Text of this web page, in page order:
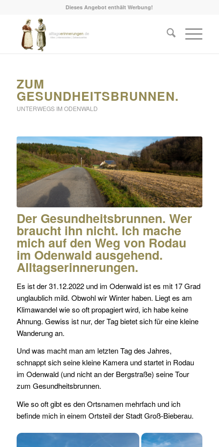
Dieses Angebot enthält Werbung!
ZUM
GESUNDHEITSBRUNNEN.
UNTERWEGS IM ODENWALD
Der Gesundheitsbrunnen. Wer
braucht ihn nicht. Ich mache
mich auf den Weg von Rodau
im Odenwald ausgehend.
Alltagserinnerungen.
Es ist der 31.12.2022 und im Odenwald ist es mit 17 Grad
unglaublich mild. Obwohl wir Winter haben. Liegt es am
Klimawandel wie so oft propagiert wird, ich habe keine
Ahnung. Gewiss ist nur, der Tag bietet sich für eine kleine
Wanderung an.
Und was macht man am letzten Tag des Jahres,
schnappt sich seine kleine Kamera und startet in Rodau
im Odenwald (und nicht an der Bergstraße) seine Tour
zum Gesundheitsbrunnen.
Wie so oft gibt es den Ortsnamen mehrfach und ich
befinde mich in einem Ortsteil der Stadt Groß-Bieberau.